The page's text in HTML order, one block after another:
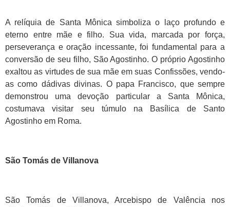
A relíquia de Santa Mônica simboliza o laço profundo e
eterno entre mãe e filho. Sua vida, marcada por força,
perseverança e oração incessante, foi fundamental para a
conversão de seu filho, São Agostinho. O próprio Agostinho
exaltou as virtudes de sua mãe em suas Confissões, vendo-
as como dádivas divinas. O papa Francisco, que sempre
demonstrou uma devoção particular a Santa Mônica,
costumava visitar seu túmulo na Basílica de Santo
Agostinho em Roma.
São Tomás de Villanova
São Tomás de Villanova, Arcebispo de Valência nos